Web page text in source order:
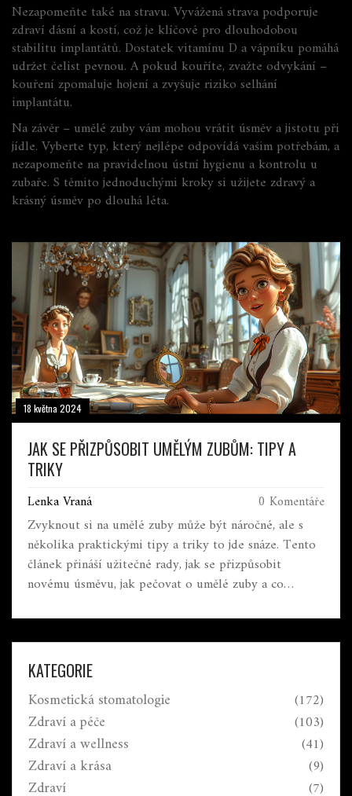
Nezapomeňte také na stravu. Vyvážená strava podporuje
zdraví dásní a kostí, což je klíčové pro dlouhodobou
stabilitu implantátů. Dostatek vitamínu D a vápníku pomáhá
udržet čelist pevnou. A pokud kouříte, zvažte odvykání –
kouření zpomaluje hojení a zvyšuje riziko selhání
implantátu.
Na závěr – umělé zuby vám mohou vrátit úsměv a jistotu při
jídle. Vyberte typ, který nejlépe odpovídá vašim potřebám, a
nezapomeňte na pravidelnou ústní hygienu a kontrolu u
zubaře. S těmito jednoduchými kroky si užijete zdravý a
krásný úsměv po dlouhá léta.
18 května 2024
JAK SE PŘIZPŮSOBIT UMĚLÝM ZUBŮM: TIPY A
TRIKY
Lenka Vraná 0 Komentáře
Zvyknout si na umělé zuby může být náročné, ale s
několika praktickými tipy a triky to jde snáze. Tento
článek přináší užitečné rady, jak se přizpůsobit
novému úsměvu, jak pečovat o umělé zuby a co
běžných problémech a jak je překonat.
KATEGORIE
Kosmetická stomatologie (172)
Zdraví a péče (103)
Zdraví a wellness (41)
Zdraví a krása (9)
Zdraví (7)